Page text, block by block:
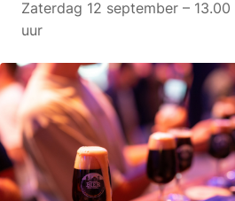
Zaterdag 12 september –
uur